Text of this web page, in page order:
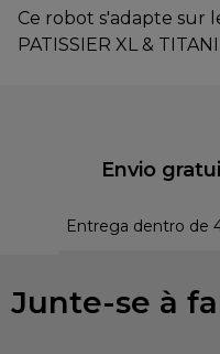
Ce robot s'adapte sur
PATISSIER XL &
Envio
Entrega dentro de
Junte-se à